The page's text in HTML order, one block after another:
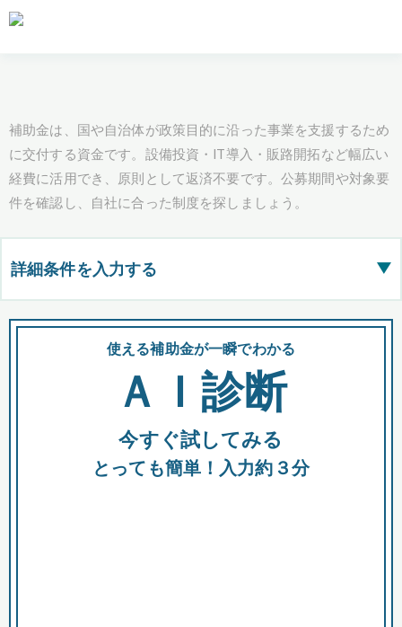
補助金は、国や自治体が政策目的に沿った事業を支援するため
に交付する資金です。設備投資・IT導入・販路開拓など幅広い
経費に活用でき、原則として返済不要です。公募期間や対象要
件を確認し、自社に合った制度を探しましょう。
詳細条件を入力する ▶
都道府県
全国の検索結果を含めて表示
助成金 融資 出資
使える補助金が一瞬でわかる
ＡＩ診断
今すぐ試してみる
とっても簡単！入力約３分